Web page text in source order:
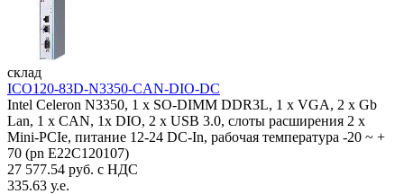
склад
ICO120-83D-N3350-CAN-DIO-DC
Intel Celeron N3350, 1 х SO-DIMM DDR3L, 1 х VGA, 2 x Gb
Lan, 1 х CAN, 1x DIO, 2 х USB 3.0, слоты расширения 2 x
Mini-PCIe, питание 12-24 DC-In, рабочая температура -20 ~ +
70 (pn E22C120107)
27 577.54 руб. с НДС
335.63 у.е.